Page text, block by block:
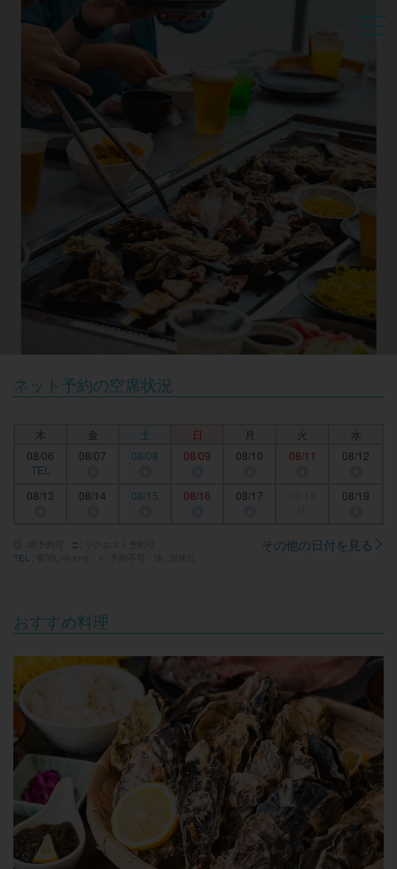
ネット予約の空席状況
木 金 土 日 月 火
水
08/06
TEL
08/07
◎
08/08
◎
08/09
◎
08/10
◎
08/11
◎
08/12
◎
08/13
◎
08/14
◎
08/15
◎
08/16
◎
08/17
◎
08/19
◎
□
TEL
その他の日付を見る
おすすめ料理